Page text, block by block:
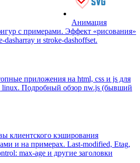
Анимация
с примерами. Эффект «рисования»
и stroke-dashoffset.
приложения на html, css и js для
linux. Подробный обзор nw.js (бывший
клиентского кэширования
и на примерах. Last-modified, Etag,
max-age и другие заголовки